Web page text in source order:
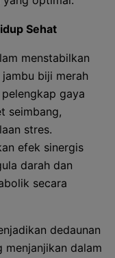
Sehat
menstabilkan
biji merah
gaya
seimbang,
stres.
efek sinergis
darah dan
secara
dedaunan
menjanjikan dalam